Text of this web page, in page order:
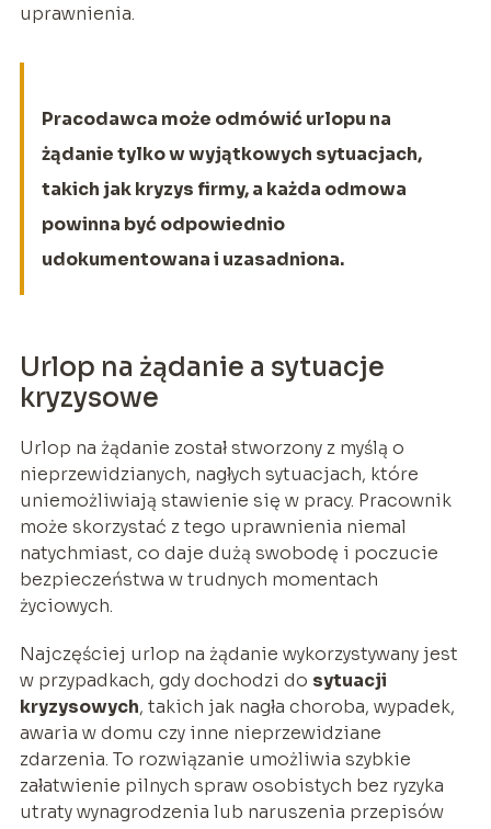
uprawnienia.
Pracodawca może odmówić urlopu na
żądanie tylko w wyjątkowych sytuacjach,
takich jak kryzys firmy, a każda odmowa
powinna być odpowiednio
udokumentowana i uzasadniona.
Urlop na żądanie a sytuacje
kryzysowe
Urlop na żądanie został stworzony z myślą o
nieprzewidzianych, nagłych sytuacjach, które
uniemożliwiają stawienie się w pracy. Pracownik
może skorzystać z tego uprawnienia niemal
natychmiast, co daje dużą swobodę i poczucie
bezpieczeństwa w trudnych momentach
życiowych.
Najczęściej urlop na żądanie wykorzystywany jest
w przypadkach, gdy dochodzi do sytuacji
kryzysowych, takich jak nagła choroba, wypadek,
awaria w domu czy inne nieprzewidziane
zdarzenia. To rozwiązanie umożliwia szybkie
załatwienie pilnych spraw osobistych bez ryzyka
utraty wynagrodzenia lub naruszenia przepisów